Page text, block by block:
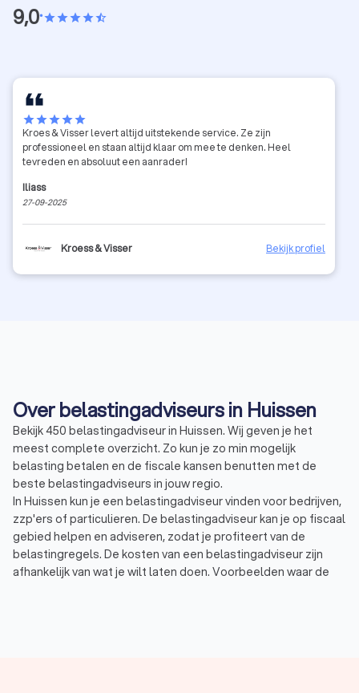
9,0•starstarstarstarstar_half
starstarstarstarstar
Kroes & Visser levert altijd uitstekende service. Ze zijn
professioneel en staan altijd klaar om mee te denken. Heel
tevreden en absoluut een aanrader!
Iliass
27-09-2025
Kroess & Visser Bekijk profiel
Over belastingadviseurs in Huissen
Bekijk 450 belastingadviseur in Huissen. Wij geven je het
meest complete overzicht. Zo kun je zo min mogelijk
belasting betalen en de fiscale kansen benutten met de
beste belastingadviseurs in jouw regio.
In Huissen kun je een belastingadviseur vinden voor bedrijven,
zzp'ers of particulieren. De belastingadviseur kan je op fiscaal
gebied helpen en adviseren, zodat je profiteert van de
belastingregels. De kosten van een belastingadviseur zijn
afhankelijk van wat je wilt laten doen. Voorbeelden waar de